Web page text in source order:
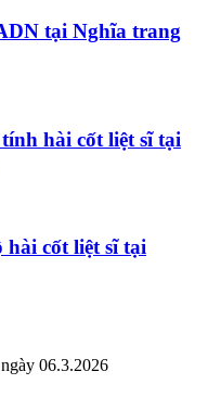
tại Nghĩa trang
hài cốt liệt sĩ tại
cốt liệt sĩ tại
06.3.2026